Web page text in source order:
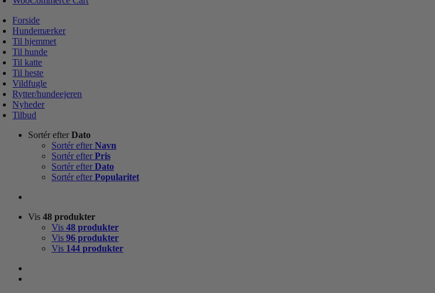
Forside
Hundemærker
Til hjemmet
Til hunde
Til katte
Til heste
Vildfugle
Rytter/hundeejeren
Nyheder
Tilbud
Sortér efter Dato
Sortér efter Navn
Sortér efter Pris
Sortér efter Dato
Sortér efter Popularitet
Vis 48 produkter
Vis 48 produkter
Vis 96 produkter
Vis 144 produkter